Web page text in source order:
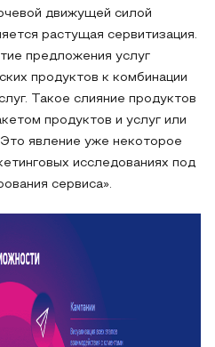
движущей силой
растущая сервитизация.
предложения услуг
продуктов к комбинации
Такое слияние продуктов
продуктов и услуг или
явление уже некоторое
исследованиях под
сервиса».